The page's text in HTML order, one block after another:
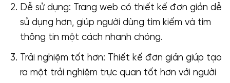
Dễ sử dụng: Trang web có thiết kế đơn giản dễ
sử dụng hơn, giúp người dùng tìm kiếm và tìm
thông tin một cách nhanh chóng.
Trải nghiệm tốt hơn: Thiết kế đơn giản giúp tạo
ra một trải nghiệm trực quan tốt hơn với người